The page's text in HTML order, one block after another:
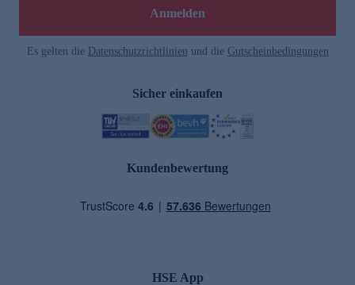
Anmelden
Es gelten die Datenschutzrichtlinien und die Gutscheinbedingungen
Sicher einkaufen
Kundenbewertung
HSE App